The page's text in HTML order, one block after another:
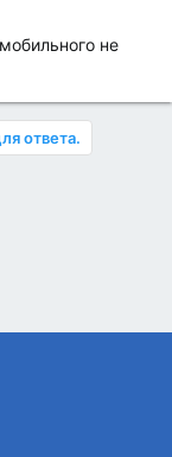
не
ответа.
почта